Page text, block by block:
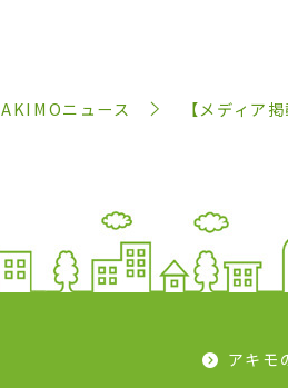
AKIMOニュース 【メディア
アキモ